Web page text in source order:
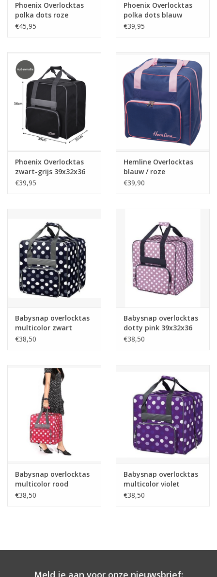
Phoenix Overlocktas
polka dots roze
€45,95
Phoenix Overlocktas
polka dots blauw
39x32x36 cm
€39,95
Phoenix Overlocktas
zwart-grijs 39x32x36
cm
€39,95
Hemline Overlocktas
blauw / roze
€39,90
Babysnap overlocktas
multicolor zwart
39x32x36 cm
€38,50
Babysnap overlocktas
dotty pink 39x32x36
cm
€38,50
Babysnap overlocktas
multicolor rood
39x32x36 cm
€38,50
Babysnap overlocktas
multicolor violet
39x32x36 cm
€38,50
Meld je aan voor onze nieuwsbrief: